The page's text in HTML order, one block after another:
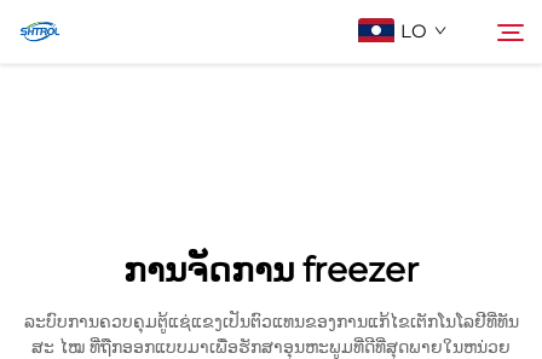
LO
ການຈັດການ freezer
ລະບົບການຄວບຄຸມຕູ້ແຊ່ແຂງເປັນຕົວແທນຂອງການແກ້ໄຂເຕັກໂນໂລຢີທີ່ທັນ
ສະ ໄໝ ທີ່ຖືກອອກແບບມາເພື່ອຮັກສາອຸນຫະພູມທີ່ດີທີ່ສຸດພາຍໃນຫນ່ວຍ